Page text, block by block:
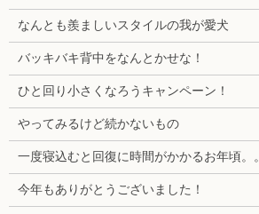
なんとも羨ましいスタイルの我が愛犬
バッキバキ背中をなんとかせな！
ひと回り小さくなろうキャンペーン！
やってみるけど続かないもの
一度寝込むと回復に時間がかかるお年頃。
今年もありがとうございました！